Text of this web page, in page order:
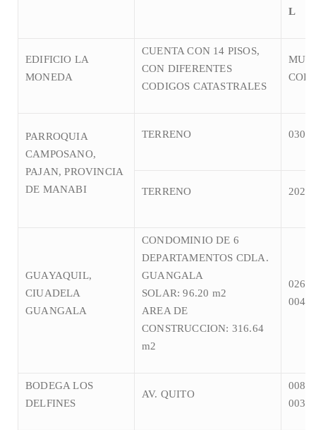
L
EDIFICIO LA
MONEDA
CUENTA CON 14 PISOS,
CON DIFERENTES
CODIGOS CATASTRALES
PARROQUIA
CAMPOSANO,
PAJAN, PROVINCIA
DE MANABI
TERRENO
TERRENO
GUAYAQUIL,
CIUADELA
GUANGALA
CONDOMINIO DE 6
DEPARTAMENTOS CDLA.
GUANGALA
SOLAR: 96.20 m2
AREA DE
CONSTRUCCION: 316.64
m2
026-
004-
BODEGA LOS
DELFINES
AV. QUITO
008-
003-